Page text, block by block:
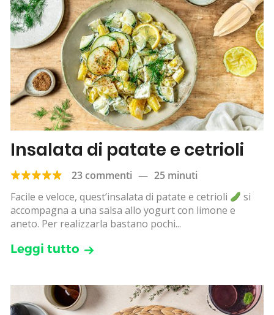
Insalata di patate e cetrioli
23 commenti — 25 minuti
Facile e veloce, quest’insalata di patate e cetrioli
si
accompagna a una salsa allo yogurt con limone e
aneto. Per realizzarla bastano pochi...
Leggi tutto